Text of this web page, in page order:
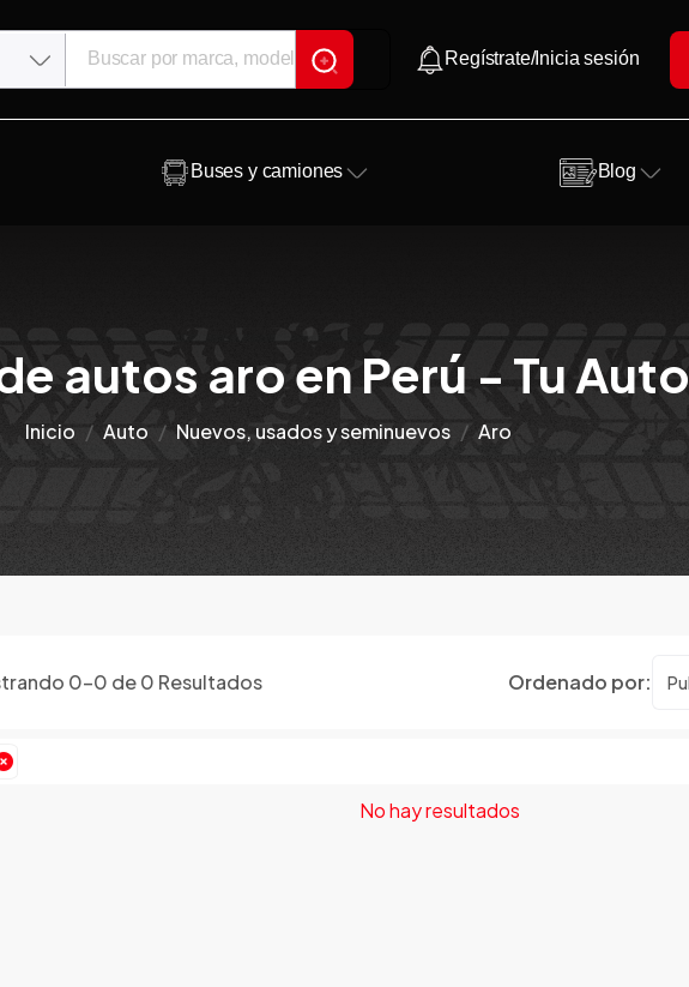
Regístrate/Inicia sesión
Buses y camiones Blog
autos aro en Perú - Tu Auto
Inicio Auto Nuevos, usados y seminuevos Aro
0-0 de0 Resultados Ordenado por:
No hay resultados